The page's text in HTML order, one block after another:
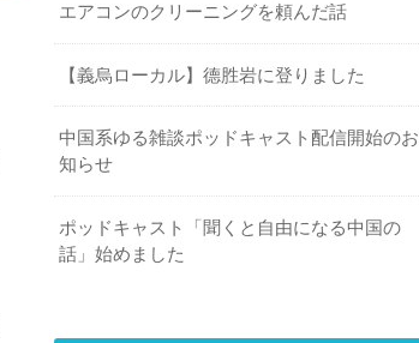
エアコンのクリーニングを頼んだ話
【義烏ローカル】德胜岩に登りました
中国系ゆる雑談ポッドキャスト配信開始のお
知らせ
ポッドキャスト「聞くと自由になる中国の
話」始めました